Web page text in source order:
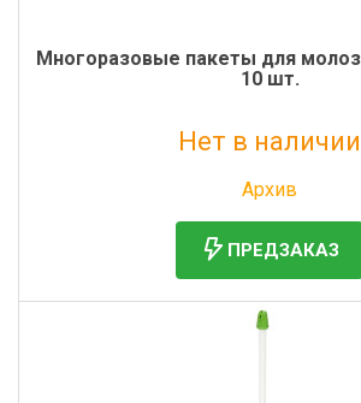
Многоразовые пакеты для
10 шт.
Нет в наличии
Архив
ПРЕДЗАКАЗ